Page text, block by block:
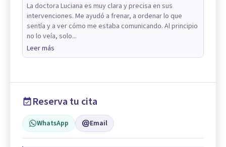
La doctora Luciana es muy clara y precisa en sus
intervenciones. Me ayudó a frenar, a ordenar lo que
sentía y a ver cómo me estaba comunicando. Al principio
no lo veía, solo...
Leer más
Reserva tu cita
WhatsApp Email